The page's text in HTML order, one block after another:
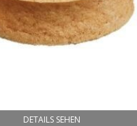
DETAILS SEHEN